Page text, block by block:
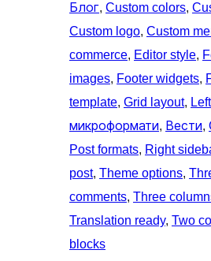
Блог, Custom colors,
Custom logo, Custom
commerce, Editor style,
images, Footer widgets,
template, Grid layout,
микроформати, Вести,
Post formats, Right
post, Theme options,
comments, Three
Translation ready, Two
blocks